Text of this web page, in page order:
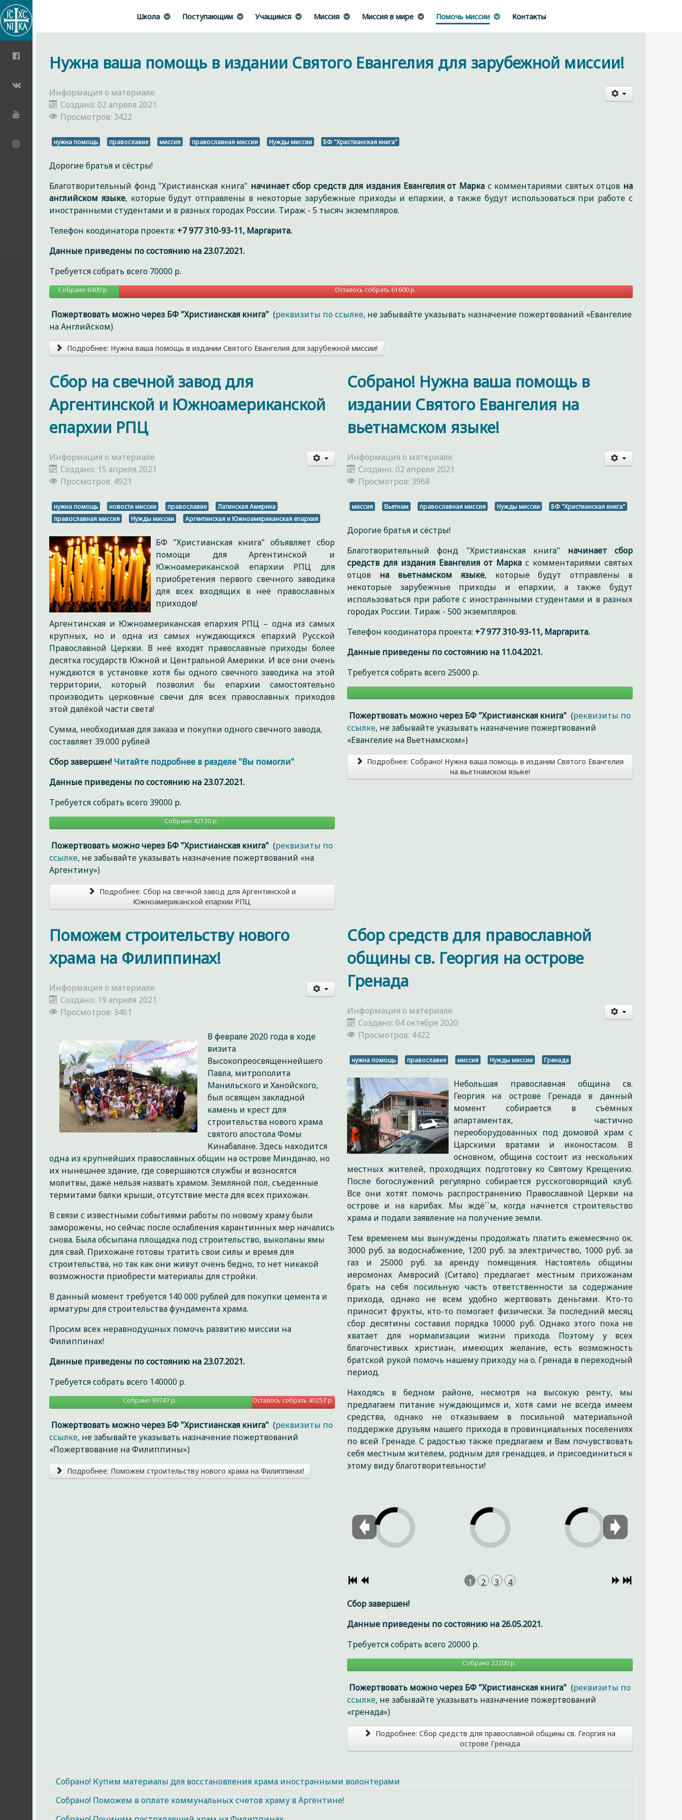
Школа Поступающим Учащимся Миссия Миссия в мире Помочь миссии Контакты
Нужна ваша помощь в издании Святого Евангелия для зарубежной миссии!
Информация о материале
Создано: 02 апреля 2021
Просмотров: 3422
нужна помощь православие миссия православная миссия Нужды миссии БФ "Христианская книга"
Дорогие братья и сёстры!
Благотворительный фонд "Христианская книга" начинает сбор средств для издания Евангелия от Маркас комментариями святых отцов на
английском языке, которые будут отправлены в некоторые зарубежные приходы и епархии, а также будут использоваться при работе с
иностранными студентами и в разных городах России. Тираж - 5 тысяч экземпляров.
Телефон коодинатора проекта: +7 977 310-93-11, Маргарита.
Данные приведены по состоянию на 23.07.2021.
Требуется собрать всего 70000 р.
Собрано 8400 р. Осталось собрать 61600 р.
Пожертвовать можно через БФ "Христианская книга" (реквизиты по ссылке, не забывайте указывать назначение пожертвований «Евангелие
на Английском)
Подробнее: Нужна ваша помощь в издании Святого Евангелия для зарубежной миссии!
Сбор на свечной завод для
Аргентинской и Южноамериканской
епархии РПЦ
Информация о материале
Создано: 15 апреля 2021
Просмотров: 4921
нужна помощь новости миссии православие
Латинская Америка
православная миссия
Нужды миссии Аргентинская и Южноамериканская епархия
БФ "Христианская книга" объявляет сбор
помощи для Аргентинской и
Южноамериканской епархии РПЦ для
приобретения первого свечного заводика
для всех входящих в неё православных
приходов!
Аргентинская и Южноамериканская епархия РПЦ – одна из самых
крупных, но и одна из самых нуждающихся епархий Русской
Православной Церкви. В неё входят православные приходы более
десятка государств Южной и Центральной Америки. И все они очень
нуждаются в установке хотя бы одного свечного заводика на этой
территории, который позволил бы епархии самостоятельно
производить церковные свечи для всех православных приходов
этой далёкой части света!
Сумма, необходимая для заказа и покупки одного свечного завода,
составляет 39.000 рублей
Сбор завершен! Читайте подробнее в разделе "Вы помогли"
Данные приведены по состоянию на 23.07.2021.
Требуется собрать всего 39000 р.
Собрано 42130 р.
собрать
Пожертвовать можно через БФ "Христианская книга" (реквизиты по
ссылке, не забывайте указывать назначение пожертвований «на
Аргентину»)
Подробнее: Сбор на свечной завод для Аргентинской и
Южноамериканской епархии РПЦ
Собрано! Нужна ваша помощь в
издании Святого Евангелия на
вьетнамском языке!
Информация о материале
Создано: 02 апреля 2021
Просмотров: 3968
миссия Вьетнам православная миссия Нужды миссии БФ "Христианская книга"
Дорогие братья и сёстры!
Благотворительный фонд "Христианская книга" начинает сбор
средств для издания Евангелия от Марка с комментариями святых
отцов на вьетнамском языке, которые будут отправлены в
некоторые зарубежные приходы и епархии, а также будут
использоваться при работе с иностранными студентами и в разных
городах России. Тираж - 500 экземпляров.
Телефон коодинатора проекта: +7 977 310-93-11, Маргарита.
Данные приведены по состоянию на 11.04.2021.
Требуется собрать всего 25000 р.
Пожертвовать можно через БФ "Христианская книга"(реквизиты по
ссылке, не забывайте указывать назначение пожертвований
«Евангелие на Вьетнамском»)
Подробнее: Собрано! Нужна ваша помощь в издании Святого Евангелия
на вьетнамском языке!
Поможем строительству нового
храма на Филиппинах!
Информация о материале
Создано: 19 апреля 2021
Просмотров: 3461
В феврале 2020 года в ходе
визита
Высокопреосвященнейшего
Павла, митрополита
Манильского и Ханойского,
был освящен закладной
камень и крест для
строительства нового храма
святого апостола Фомы
Кинабалане. Здесь находится
одна из крупнейших православных общин на острове Минданао, но
их нынешнее здание, где совершаются службы и возносятся
молитвы, даже нельзя назвать храмом. Земляной пол, съеденные
термитами балки крыши, отсутствие места для всех прихожан.
В связи с известными событиями работы по новому храму были
заморожены, но сейчас после ослабления карантинных мер начались
снова. Была обсыпана площадка под строительство, выкопаны ямы
для свай. Прихожане готовы тратить свои силы и время для
строительства, но так как они живут очень бедно, то нет никакой
возможности приобрести материалы для стройки.
В данный момент требуется 140 000 рублей для покупки цемента и
арматуры для строительства фундамента храма.
Просим всех неравнодушных помочь развитию миссии на
Филиппинах!
Данные приведены по состоянию на 23.07.2021.
Требуется собрать всего 140000 р.
Собрано 99747 р. Осталось собрать 40253 р.
Пожертвовать можно через БФ "Христианская книга" (реквизиты по
ссылке, не забывайте указывать назначение пожертвований
«Пожертвование на Филиппины»)
Подробнее: Поможем строительству нового храма на Филиппинах!
Сбор средств для православной
общины св. Георгия на острове
Гренада
Информация о материале
Создано: 04 октября 2020
Просмотров: 4422
нужна помощь православие миссия Нужды миссии Гренада
Небольшая православная община св.
Георгия на острове Гренада в данный
момент собирается в съёмных
апартаментах, частично
переоборудованных под домовой храм с
Царскими вратами и иконостасом. В
основном, община состоит из нескольких
местных жителей, проходящих подготовку ко Святому Крещению.
После богослужений регулярно собирается русскоговорящий клуб.
Все они хотят помочь распространению Православной Церкви на
острове и на карибах. Мы ждё``м, когда начнется строительство
храма и подали заявление на получение земли.
Тем временем мы вынуждены продолжать платить ежемесячно ок.
3000 руб. за водоснабжение, 1200 руб. за электричество, 1000 руб. за
газ и 25000 руб. за аренду помещения. Настоятель общины
иеромонах Амвросий (Ситало) предлагает местным прихожанам
брать на себя посильную часть ответственности за содержание
прихода, однако не всем удобно жертвовать деньгами. Кто-то
приносит фрукты, кто-то помогает физически. За последний месяц
сбор десятины составил порядка 10000 руб. Однако этого пока не
хватает для нормализации жизни прихода. Поэтому у всех
благочестивых христиан, имеющих желание, есть возможность
братской рукой помочь нашему приходу на о. Гренада в переходный
период.
Находясь в бедном районе, несмотря на высокую ренту, мы
предлагаем питание нуждающимся и, хотя сами не всегда имеем
средства, однако не отказываем в посильной материальной
поддержке друзьям нашего прихода в провинциальных поселениях
по всей Гренаде. С радостью также предлагаем и Вам почувствовать
себя местным жителем, родным для гренадцев, и присоединиться к
этому виду благотворительности!
1 2 3
4
Сбор завершен!
Данные приведены по состоянию на 26.05.2021.
Требуется собрать всего 20000 р.
Собрано 22200 р.
собрать
Пожертвовать можно через БФ "Христианская книга"(реквизиты по
ссылке, не забывайте указывать назначение пожертвований
«гренада»)
Подробнее: Сбор средств для православной общины св. Георгия на
острове Гренада
Собрано! Купим материалы для восстановления храма иностранными волонтерами
Собрано! Поможем в оплате коммунальных счетов храму в Аргентине!